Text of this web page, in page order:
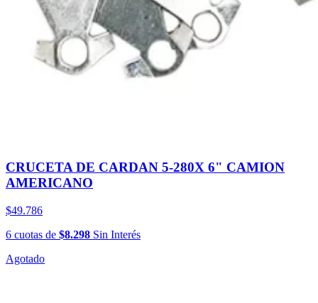
CRUCETA DE CARDAN 5-280X 6" CAMION
AMERICANO
$49.786
6 cuotas de $8.298 Sin Interés
Agotado